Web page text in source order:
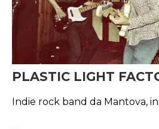
PLASTIC LIGHT
Indie rock band da Mantova,